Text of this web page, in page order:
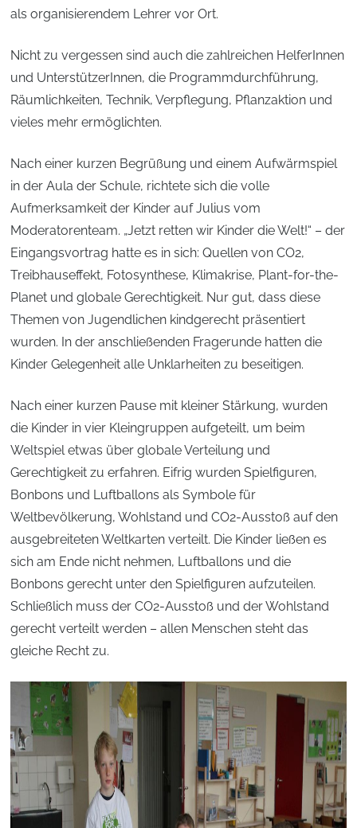
als organisierendem Lehrer vor Ort.
Nicht zu vergessen sind auch die zahlreichen HelferInnen
und UnterstützerInnen, die Programmdurchführung,
Räumlichkeiten, Technik, Verpflegung, Pflanzaktion und
vieles mehr ermöglichten.
Nach einer kurzen Begrüßung und einem Aufwärmspiel
in der Aula der Schule, richtete sich die volle
Aufmerksamkeit der Kinder auf Julius vom
Moderatorenteam. „Jetzt retten wir Kinder die Welt!“ – der
Eingangsvortrag hatte es in sich: Quellen von CO2,
Treibhauseffekt, Fotosynthese, Klimakrise, Plant-for-the-
Planet und globale Gerechtigkeit. Nur gut, dass diese
Themen von Jugendlichen kindgerecht präsentiert
wurden. In der anschließenden Fragerunde hatten die
Kinder Gelegenheit alle Unklarheiten zu beseitigen.
Nach einer kurzen Pause mit kleiner Stärkung, wurden
die Kinder in vier Kleingruppen aufgeteilt, um beim
Weltspiel etwas über globale Verteilung und
Gerechtigkeit zu erfahren. Eifrig wurden Spielfiguren,
Bonbons und Luftballons als Symbole für
Weltbevölkerung, Wohlstand und CO2-Ausstoß auf den
ausgebreiteten Weltkarten verteilt. Die Kinder ließen es
sich am Ende nicht nehmen, Luftballons und die
Bonbons gerecht unter den Spielfiguren aufzuteilen.
Schließlich muss der CO2-Ausstoß und der Wohlstand
gerecht verteilt werden – allen Menschen steht das
gleiche Recht zu.